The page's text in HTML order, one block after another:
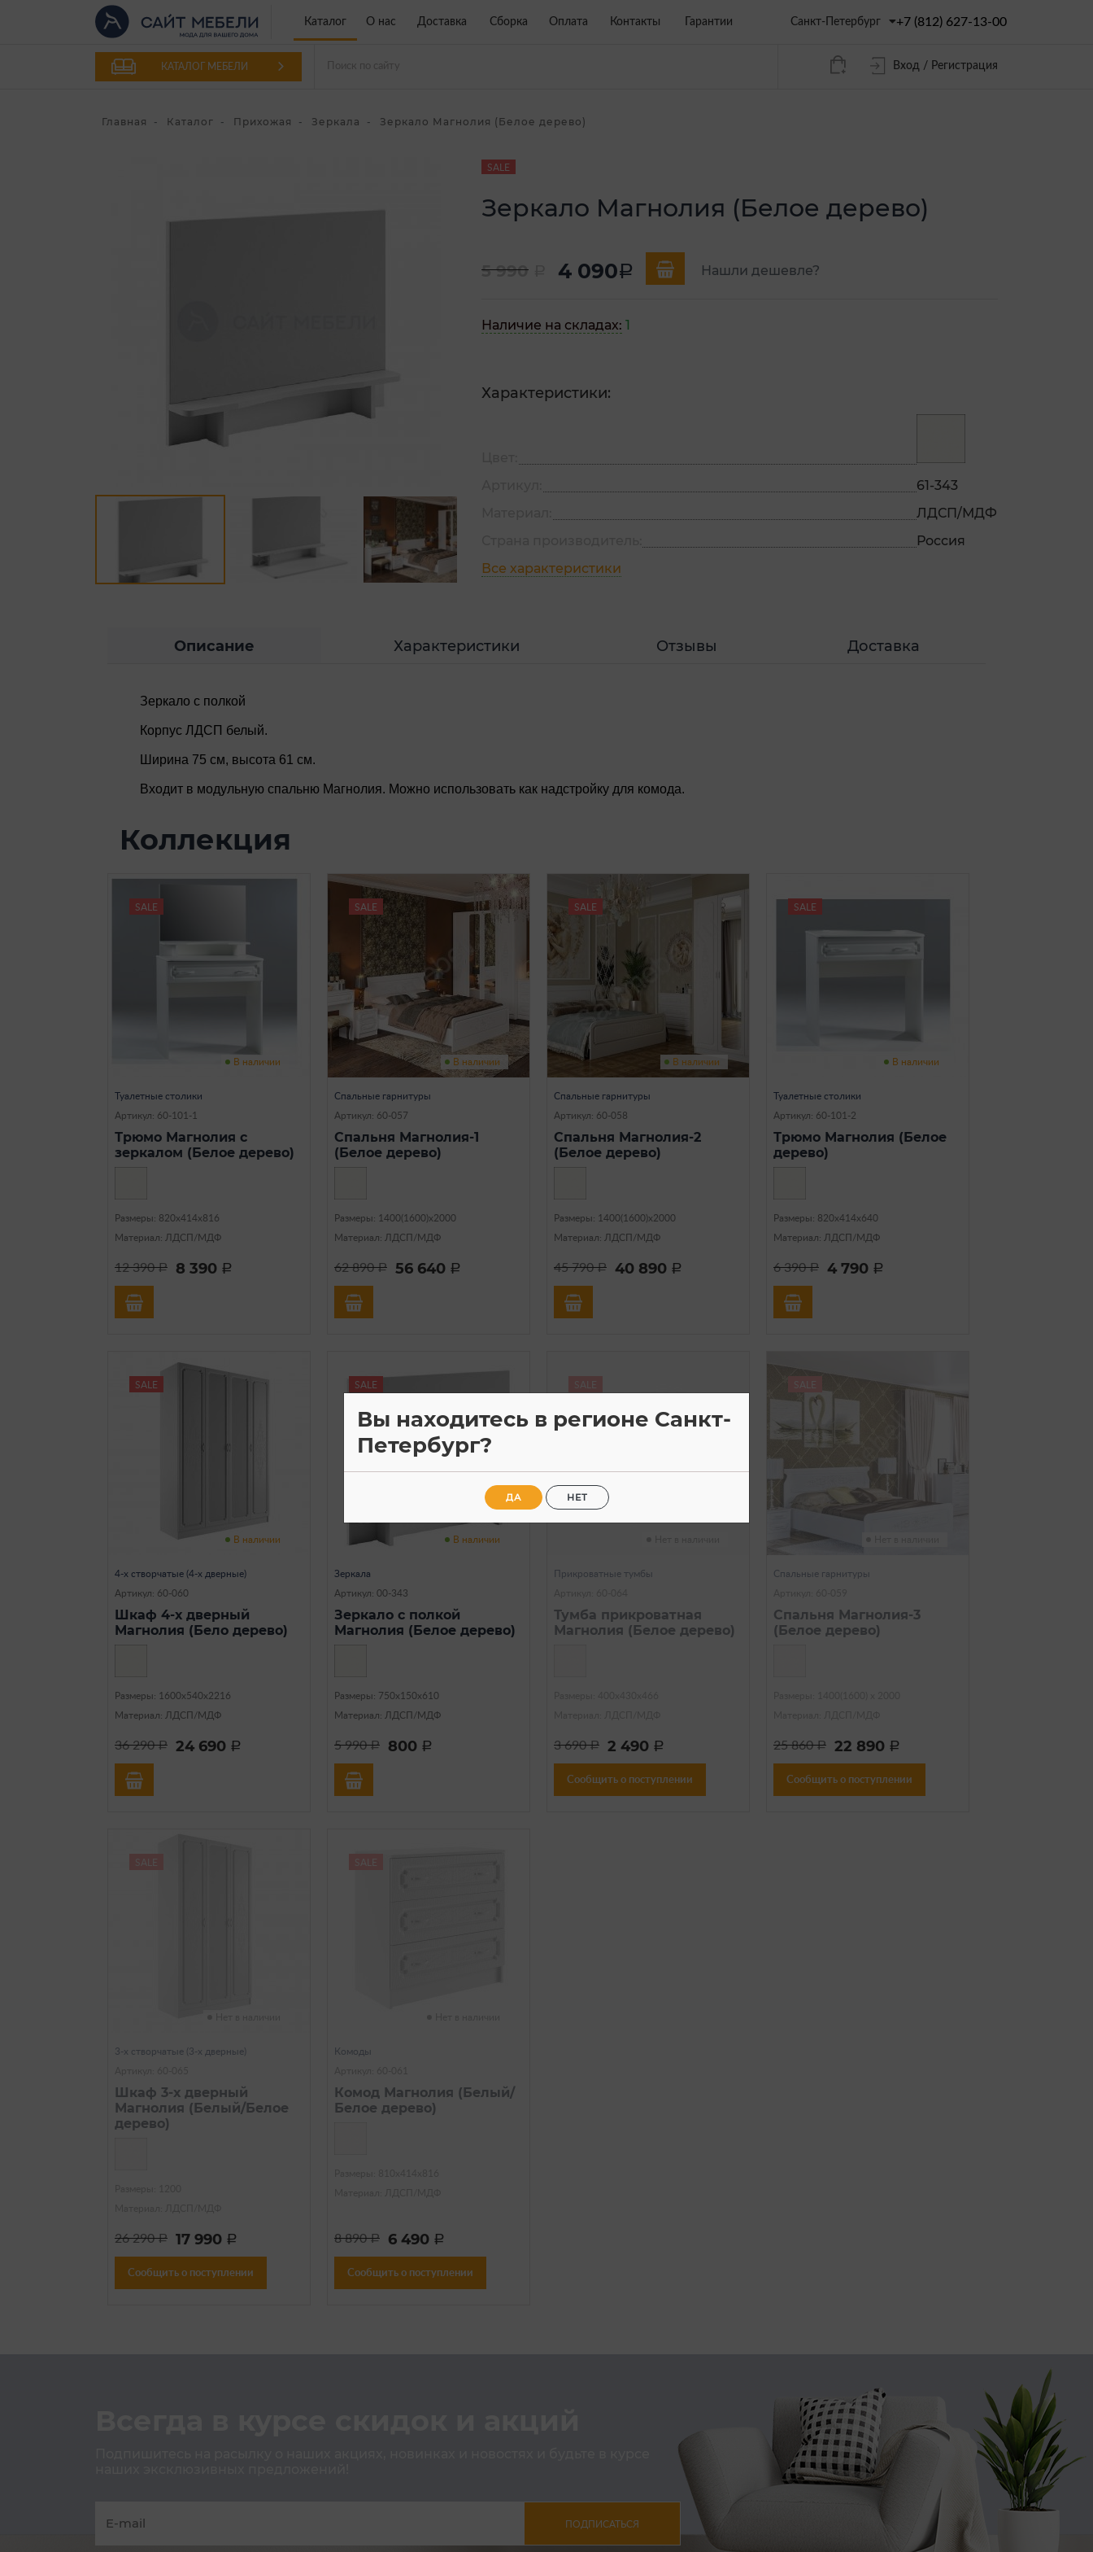
Каталог О нас Доставка Сборка Оплата Контакты Гарантии Санкт-Петербург +7 (812) 627-13-00
КАТАЛОГ МЕБЕЛИ Вход / Регистрация
Главная Каталог Прихожая Зеркала Зеркало Магнолия (Белое дерево)
SALE
Зеркало Магнолия (Белое дерево)
5 990 4 090a Нашли дешевле?
Наличие на складах: 1
Характеристики:
61-343
ЛДСП/МДФ
Россия
Все характеристики
Описание Характеристики Отзывы Доставка
Зеркало с полкой
Корпус ЛДСП белый.
Ширина 75 см, высота 61 см.
Входит в модульную спальню Магнолия. Можно использовать как надстройку для комода.
Коллекция
SALE
В наличии
Туалетные столики
Артикул: 60-101-1
Трюмо Магнолия с
зеркалом (Белое дерево)
Размеры: 820х414х816
Материал: ЛДСП/МДФ
12 390a 8 390 a
SALE
В наличии
Спальные гарнитуры
Артикул: 60-057
Спальня Магнолия-1
(Белое дерево)
Размеры: 1400(1600)х2000
Материал: ЛДСП/МДФ
62 890a 56 640 a
SALE
В наличии
Спальные гарнитуры
Артикул: 60-058
Спальня Магнолия-2
(Белое дерево)
Размеры: 1400(1600)х2000
Материал: ЛДСП/МДФ
45 790a 40 890 a
SALE
В наличии
Туалетные столики
Артикул: 60-101-2
Трюмо Магнолия (Белое
дерево)
Размеры: 820х414х640
Материал: ЛДСП/МДФ
6 390a 4 790 a
SALE
В наличии
4-х створчатые (4-х дверные)
Артикул: 60-060
Шкаф 4-х дверный
Магнолия (Бело дерево)
Размеры: 1600х540х2216
Материал: ЛДСП/МДФ
36 290a 24 690 a
SALE
В наличии
Зеркала
Артикул: 00-343
Зеркало с полкой
Магнолия (Белое дерево)
Размеры: 750х150х610
Материал: ЛДСП/МДФ
5 990a 800 a
SALE
Прикроватные тумбы
Тумба прикроватная
Магнолия (Белое дерево)
3 690a 2 490 a
Сообщить о поступлении
SALE
Спальные гарнитуры
Спальня Магнолия-3
(Белое дерево)
25 860a 22 890 a
Сообщить о поступлении
SALE
3-х створчатые (3-х дверные)
Шкаф 3-х дверный
Магнолия (Белый/Белое
дерево)
26 290a 17 990 a
Сообщить о поступлении
SALE
Комоды
Комод Магнолия (Белый/
Белое дерево)
8 890a 6 490 a
Сообщить о поступлении
ПОДПИСАТЬСЯ
Вы находитесь в регионе Санкт-
Петербург?
ДА НЕТ